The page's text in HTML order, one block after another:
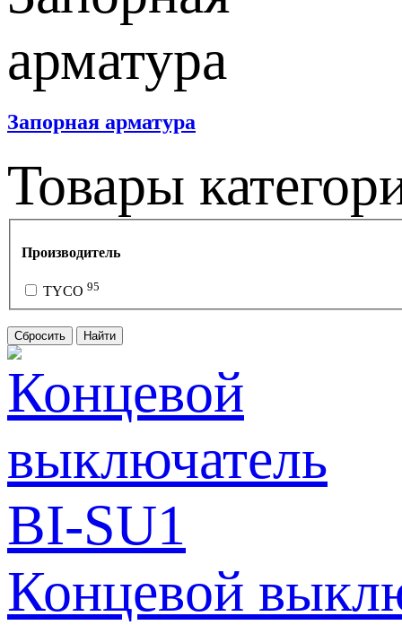
Запорная арматура
Товары
Производитель
TYCO 95
Сбросить Найти
Концевой